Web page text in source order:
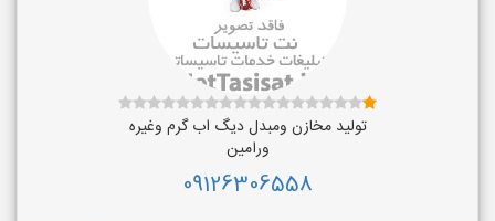
تولید مخازن ومبدل دیگ اب گرم وغیره
ورامین
09126306558